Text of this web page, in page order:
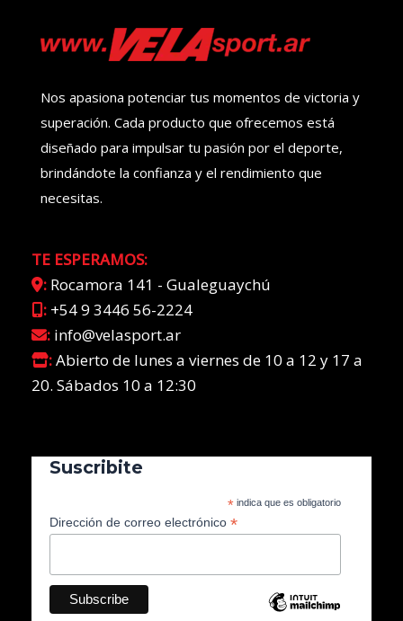
Nos apasiona potenciar tus momentos de victoria y
superación. Cada producto que ofrecemos está
diseñado para impulsar tu pasión por el deporte,
brindándote la confianza y el rendimiento que
necesitas.
TE ESPERAMOS:
: Rocamora 141 - Gualeguaychú
: +54 9 3446 56-2224
: info@velasport.ar
:Abierto de lunes a viernes de 10 a 12 y 17 a
20. Sábados 10 a 12:30
Suscribite
* indica que es obligatorio
Dirección de correo electrónico *